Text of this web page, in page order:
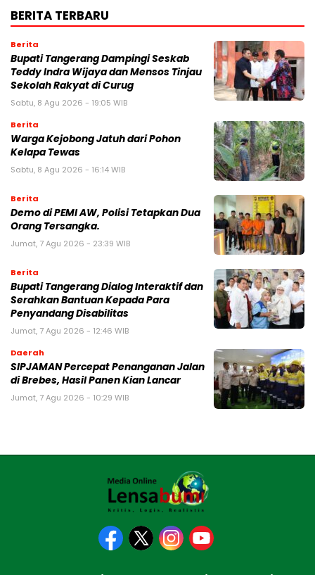
BERITA TERBARU
Berita
Bupati Tangerang Dampingi Seskab
Teddy Indra Wijaya dan Mensos Tinjau
Sekolah Rakyat di Curug
Sabtu, 8 Agu 2026 - 19:05 WIB
Berita
Warga Kejobong Jatuh dari Pohon
Kelapa Tewas
Sabtu, 8 Agu 2026 - 16:14 WIB
Berita
Demo di PEMI AW, Polisi Tetapkan Dua
Orang Tersangka.
Jumat, 7 Agu 2026 - 23:39 WIB
Berita
Bupati Tangerang Dialog Interaktif dan
Serahkan Bantuan Kepada Para
Penyandang Disabilitas
Jumat, 7 Agu 2026 - 12:46 WIB
Daerah
SIPJAMAN Percepat Penanganan Jalan
di Brebes, Hasil Panen Kian Lancar
Jumat, 7 Agu 2026 - 10:29 WIB